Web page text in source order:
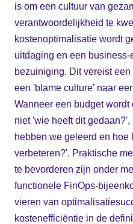
is om een cultuur van
verantwoordelijkheid te
kostenoptimalisatie wordt
uitdaging en een business-
bezuiniging. Dit vereist
een 'blame culture' naar
Wanneer een budget
niet 'wie heeft dit
hebben we geleerd en hoe
verbeteren?'. Praktische
te bevorderen zijn onder
functionele FinOps-
vieren van
kostenefficiëntie in de